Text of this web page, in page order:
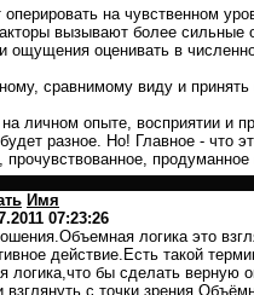
на чувственном
вызывают более
ощущения оценивать в
сравнимому виду и принять
личном опыте, восприятии и
разное. Но! Главное -
продуманное
Имя
07:23:26
логика это
действие.Есть такой
бы сделать верную
с точки зрения